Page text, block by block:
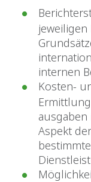
internen
Kosten-
Aspekt